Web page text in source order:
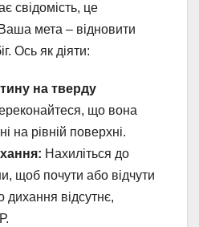
свідомість, це
мета – відновити
Ось як діяти:
на тверду
що вона
на рівній поверхні.
Нахиліться до
щоб почути або відчути
відсутнє,